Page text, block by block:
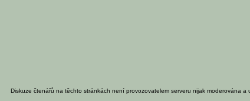
Diskuze čtenářů na těchto stránkách není provozovatelem serveru nijak moderována